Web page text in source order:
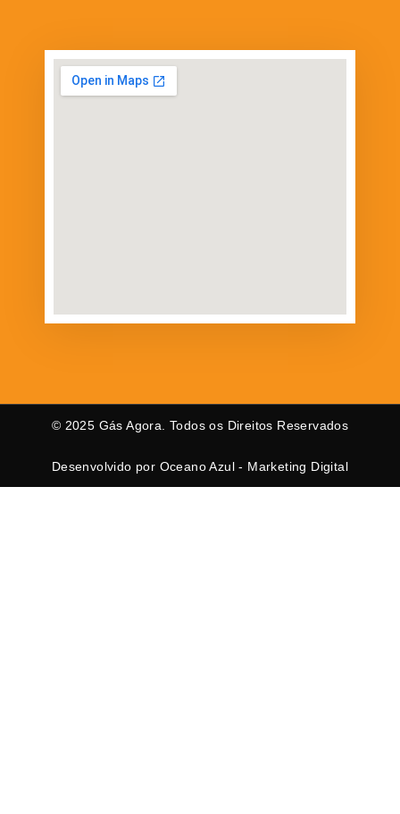
© 2025 Gás Agora. Todos os Direitos Reservados
Desenvolvido por Oceano Azul - Marketing Digital